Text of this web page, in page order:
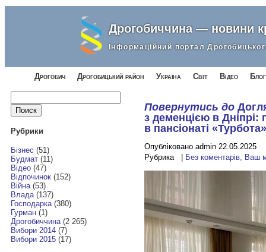
Дрогобиччина — новини
Інформаційний портал
Дрогобич Дрогобицький район Україна Світ Відео
Найти:
Рубрики
Бізнес (51)
Будмат(11)
Відео(47)
Відпочинок(152)
Війна(53)
Влада(137)
Господарка(380)
Гурман(1)
Дрогобиччина(2 265)
Вибори 2014(7)
Вибори 2015(17)
Повернутись до
з деменцією в Дніпрі:
в пансіонаті «Турбота»
Опубліковано admin 22.05.2025
Рубрика | Без коментарів, Ваш